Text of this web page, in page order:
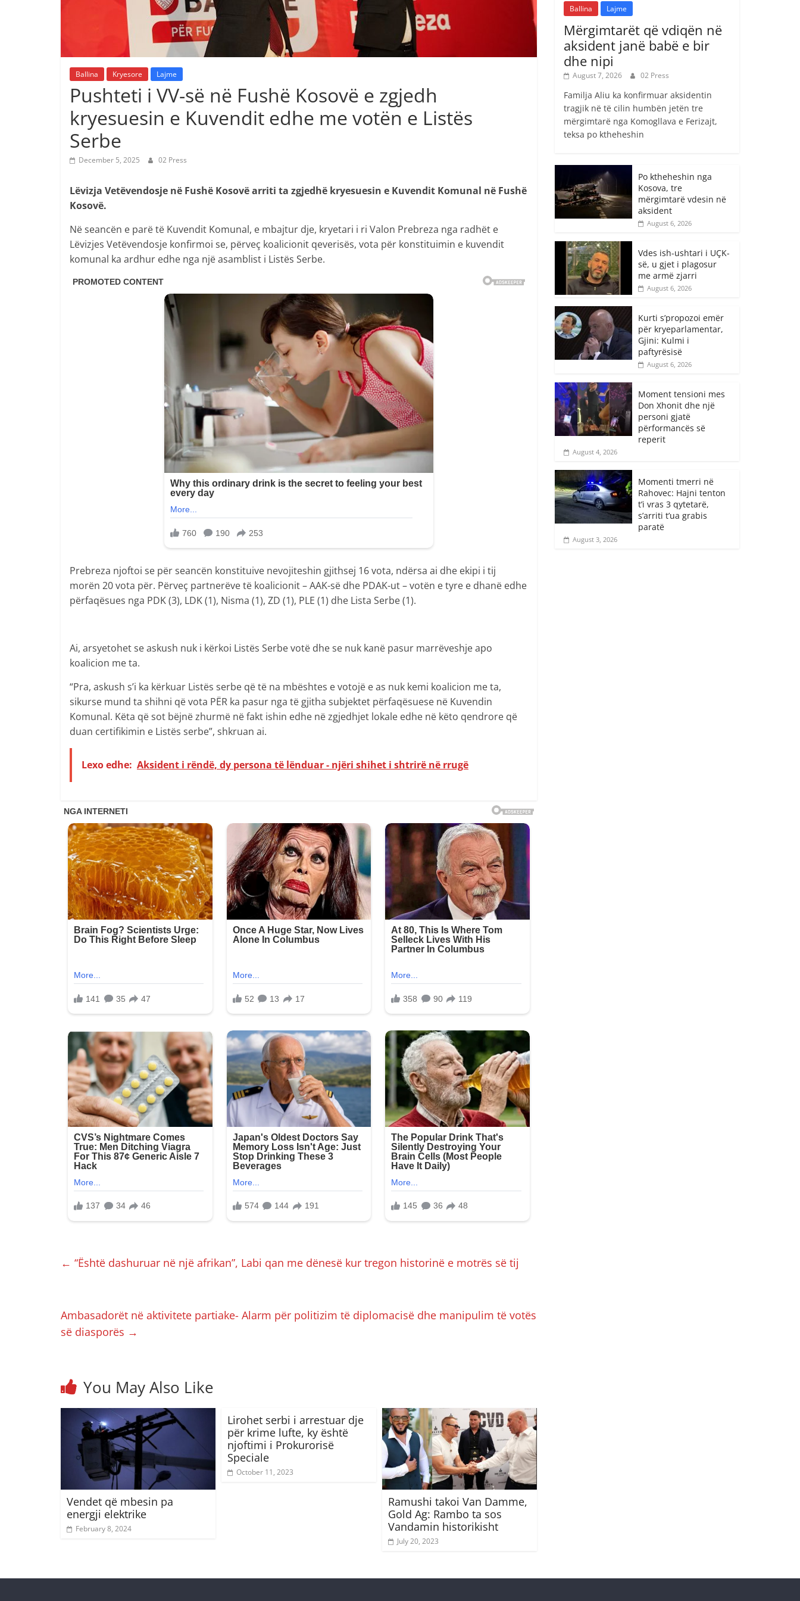
Ballina Kryesore Lajme
Pushteti i VV-së në Fushë Kosovë e zgjedh
kryesuesin e Kuvendit edhe me votën e Listës
Serbe
December 5, 2025 02 Press
Lëvizja Vetëvendosje në Fushë Kosovë arriti ta zgjedhë kryesuesin e Kuvendit Komunal në Fushë
Kosovë.
Në seancën e parë të Kuvendit Komunal, e mbajtur dje, kryetari i ri Valon Prebreza nga radhët e
Lëvizjes Vetëvendosje konfirmoi se, përveç koalicionit qeverisës, vota për konstituimin e kuvendit
komunal ka ardhur edhe nga një asamblist i Listës Serbe.
Prebreza njoftoi se për seancën konstituive nevojiteshin gjithsej 16 vota, ndërsa ai dhe ekipi i tij
morën 20 vota për. Përveç partnerëve të koalicionit – AAK-së dhe PDAK-ut – votën e tyre e dhanë edhe
përfaqësues nga PDK (3), LDK (1), Nisma (1), ZD (1), PLE (1) dhe Lista Serbe (1).
Ai, arsyetohet se askush nuk i kërkoi Listës Serbe votë dhe se nuk kanë pasur marrëveshje apo
koalicion me ta.
“Pra, askush s’i ka kërkuar Listës serbe që të na mbështes e votojë e as nuk kemi koalicion me ta,
sikurse mund ta shihni që vota PËR ka pasur nga të gjitha subjektet përfaqësuese në Kuvendin
Komunal. Këta që sot bëjnë zhurmë në fakt ishin edhe në zgjedhjet lokale edhe në këto qendrore që
duan certifikimin e Listës serbe”, shkruan ai.
Lexo edhe: Aksident i rëndë, dy persona të lënduar - njëri shihet i shtrirë në rrugë
← “Është dashuruar në një afrikan”, Labi qan me dënesë kur tregon historinë e motrës së tij
Ambasadorët në aktivitete partiake- Alarm për politizim të diplomacisë dhe manipulim të votës
së diasporës →
You May Also Like
Vendet që mbesin pa
energji elektrike
February 8, 2024
Lirohet serbi i arrestuar dje
për krime lufte, ky është
njoftimi i Prokurorisë
Speciale
October 11, 2023
Ramushi takoi Van Damme,
Gold Ag: Rambo ta sos
Vandamin historikisht
July 20, 2023
Ballina Lajme
Mërgimtarët që vdiqën në
aksident janë babë e bir
dhe nipi
August 7, 2026 02 Press
Familja Aliu ka konfirmuar aksidentin
tragjik në të cilin humbën jetën tre
mërgimtarë nga Komogllava e Ferizajt,
teksa po ktheheshin
Po ktheheshin nga
Kosova, tre
mërgimtarë vdesin në
aksident
August 6, 2026
Vdes ish-ushtari i UÇK-
së, u gjet i plagosur
me armë zjarri
August 6, 2026
Kurti s’propozoi emër
për kryeparlamentar,
Gjini: Kulmi i
paftyrësisë
August 6, 2026
Moment tensioni mes
Don Xhonit dhe një
personi gjatë
përformancës së
reperit
August 4, 2026
Momenti tmerri në
Rahovec: Hajni tenton
t’i vras 3 qytetarë,
s’arriti t’ua grabis
paratë
August 3, 2026